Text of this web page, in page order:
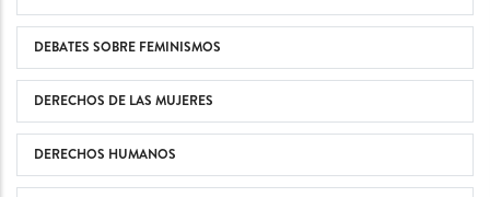
DEBATES SOBRE FEMINISMOS
DERECHOS DE LAS MUJERES
DERECHOS HUMANOS